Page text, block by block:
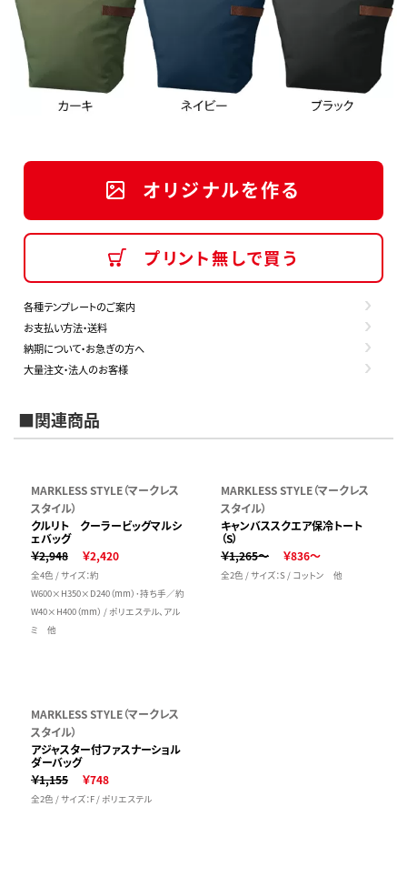
オリジナルを作る
プリント無しで買う
各種テンプレートのご案内
お支払い方法・送料
納期について・お急ぎの方へ
大量注文・法人のお客様
■関連商品
MARKLESS STYLE（マークレス
スタイル）
クルリト クーラービッグマルシ
ェバッグ
￥2,948
￥2,420
全4色 / サイズ：約
W600×H350×D240（mm）･持ち手／約
W40×H400（mm） / ポリエステル、アル
ミ 他
MARKLESS STYLE（マークレス
スタイル）
キャンバススクエア保冷トート
（S）
￥1,265～
￥836～
全2色 / サイズ：S / コットン 他
MARKLESS STYLE（マークレス
スタイル）
アジャスター付ファスナーショル
ダーバッグ
￥1,155
￥748
全2色 / サイズ：F / ポリエステル